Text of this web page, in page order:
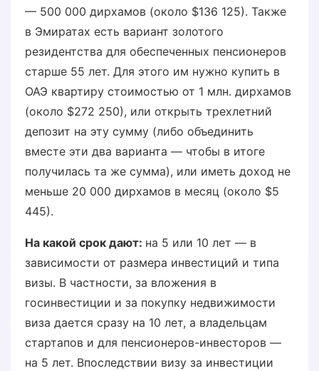
— 500 000 дирхамов (около $136 125). Также
в Эмиратах есть вариант золотого
резидентства для обеспеченных пенсионеров
старше 55 лет. Для этого им нужно купить в
ОАЭ квартиру стоимостью от 1 млн. дирхамов
(около $272 250), или открыть трехлетний
депозит на эту сумму (либо объединить
вместе эти два варианта — чтобы в итоге
получилась та же сумма), или иметь доход не
меньше 20 000 дирхамов в месяц (около $5
445).
На какой срок дают: на 5 или 10 лет — в
зависимости от размера инвестиций и типа
визы. В частности, за вложения в
госинвестиции и за покупку недвижимости
виза дается сразу на 10 лет, а владельцам
стартапов и для пенсионеров-инвесторов —
на 5 лет. Впоследствии визу за инвестиции